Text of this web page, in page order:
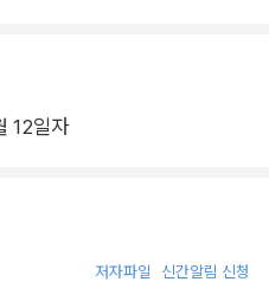
인은 도끼도 나무도 아닌 ‘모
무토막)의 목소리를 끄집어내
는다. 배경처럼 숨어 있던 존
주인공이다.
12일자
저자파일 신간알림 신청